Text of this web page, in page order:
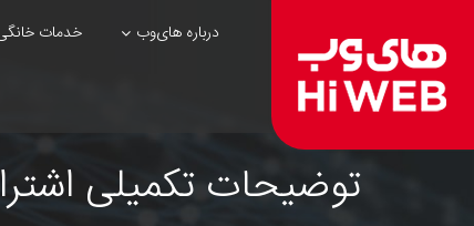
درباره های‌وب خدمات
توضیحات تکمیلی